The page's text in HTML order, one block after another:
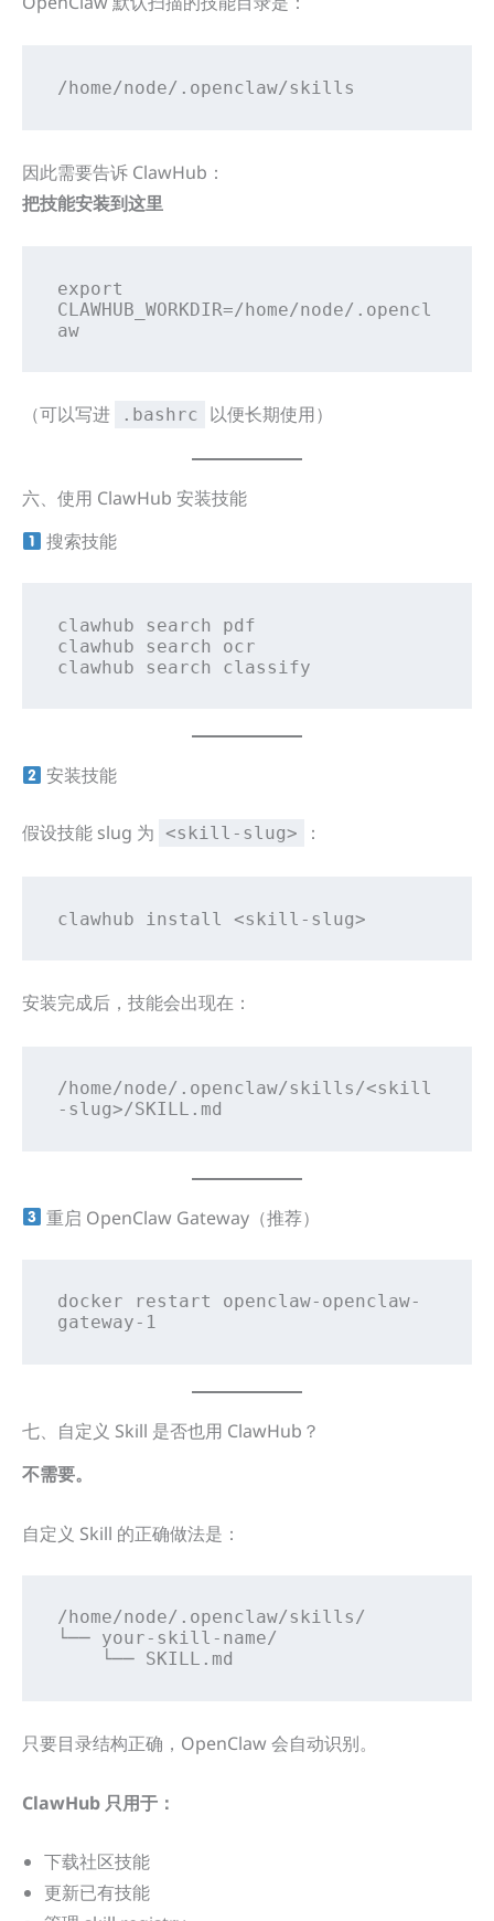
/home/node/.openclaw/skills
因此需要告诉 ClawHub：
把技能安装到这里
export
CLAWHUB_WORKDIR=/home/node/.opencl
aw
（可以写进 .bashrc 以便长期使用）
六、使用 ClawHub 安装技能
搜索技能
clawhub search pdf
clawhub search ocr
clawhub search classify
安装技能
假设技能 slug 为 <skill-slug> ：
clawhub install <skill-slug>
安装完成后，技能会出现在：
/home/node/.openclaw/skills/<skill
-slug>/SKILL.md
重启 OpenClaw Gateway（推荐）
docker restart openclaw-openclaw-
gateway-1
七、自定义 Skill 是否也用 ClawHub？
不需要。
自定义 Skill 的正确做法是：
/home/node/.openclaw/skills/
└── your-skill-name/
    └── SKILL.md
只要目录结构正确，OpenClaw 会自动识别。
ClawHub 只用于：
下载社区技能
更新已有技能